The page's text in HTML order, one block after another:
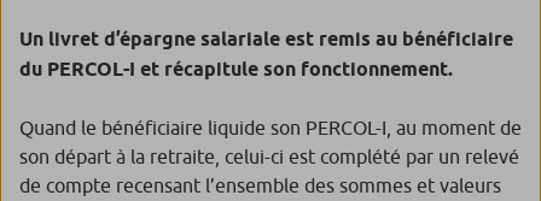
Un livret d’épargne salariale est remis au bénéficiaire
du PERCOL-I et récapitule son fonctionnement.
Quand le bénéficiaire liquide son PERCOL-I, au moment de
son départ à la retraite, celui-ci est complété par un relevé
de compte recensant l’ensemble des sommes et valeurs